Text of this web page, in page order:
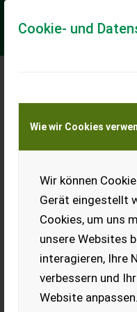
Cookie- und
Wie wir Cookies
Wir können
Gerät eingestellt
Cookies, um uns
unsere Websites
interagieren, Ihre
verbessern und
Website anpassen.
Meine
Transport von
KEINE